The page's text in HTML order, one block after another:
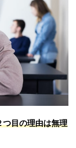
つ目の理由は無理